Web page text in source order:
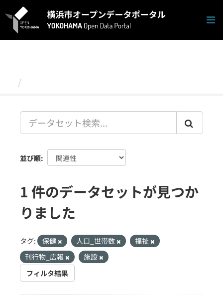
キ
並び順
1 件のデータセットが見つか
りました
タグ: 保健 人口_世帯数
福祉
刊行物_広報
施設
フィルタ結果